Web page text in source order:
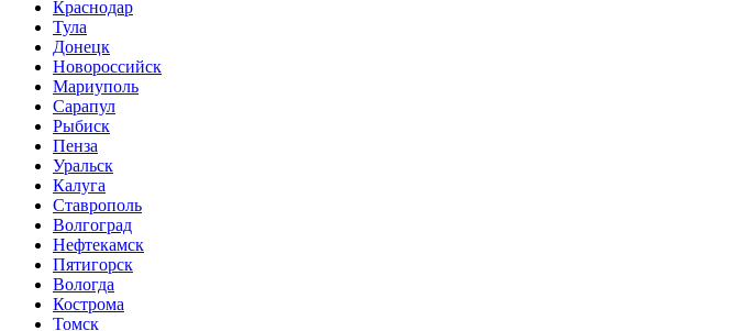
Краснодар
Тула
Донецк
Новороссийск
Мариуполь
Сарапул
Рыбиск
Пенза
Уральск
Калуга
Ставрополь
Волгоград
Нефтекамск
Пятигорск
Вологда
Кострома
Томск